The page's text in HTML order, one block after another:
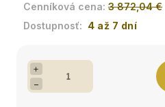
3 872,04 €
4 až 7 dní
+
−